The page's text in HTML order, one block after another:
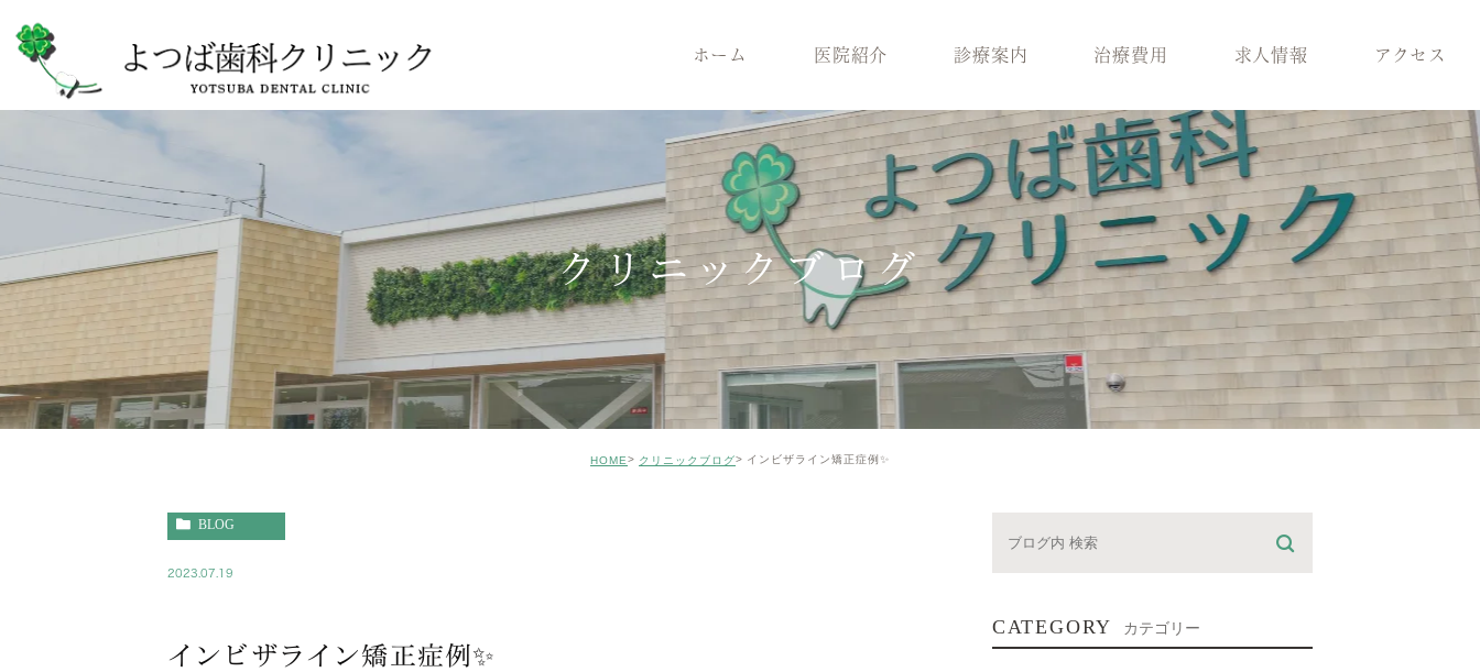
ホーム 医院紹介
院長紹介 スタッフ紹介
医院コンセプト クリニックの特徴 医院環境
設備機器 症例のご紹介 ブログ
診療案内
診療案内 一般歯科 歯周病治療
根管治療 インプラント治療 入れ歯
メンテナンス 審美治療 保険適用の白い歯
矯正歯科 小児歯科 小児矯正
ホワイトニング ICON メラニン除去
親知らずの抜歯
どの診療科を受けれ
治療費用 求人情報 アクセス
クリニックブログ
HOME クリニックブログ インビザライン矯正症例✨
BLOG
2023.07.19
インビザライン矯正症例✨
CATEGORY カテゴリー